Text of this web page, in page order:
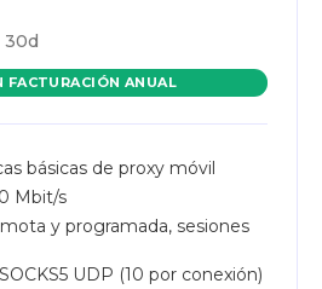
30d
FACTURACIÓN ANUAL
básicas de proxy móvil
Mbit/s
y programada, sesiones
UDP (10 por conexión)